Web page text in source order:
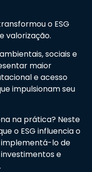
o ESG
valorização.
sociais e
maior
e acesso
impulsionam seu
na prática? Neste
o ESG influencia o
lo de
e